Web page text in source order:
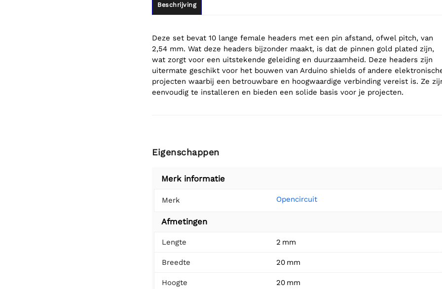
Beschrijving
Deze set bevat 10 lange female headers met een pin afstand, ofwel pitch, van
2,54 mm. Wat deze headers bijzonder maakt, is dat de pinnen gold plated zijn,
wat zorgt voor een uitstekende geleiding en duurzaamheid. Deze headers zijn
uitermate geschikt voor het bouwen van Arduino shields of andere
projecten waarbij een betrouwbare en hoogwaardige verbinding vereist is. Ze
eenvoudig te installeren en bieden een solide basis voor je projecten.
Eigenschappen
Merk informatie
Merk Opencircuit
Afmetingen
Lengte 2 mm
Breedte 20 mm
Hoogte 20 mm